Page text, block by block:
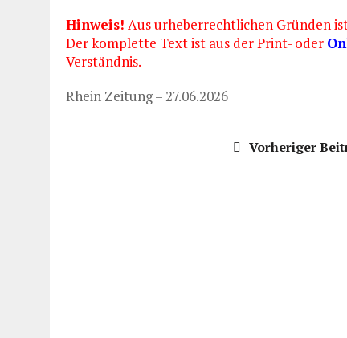
Hinweis! Aus urheberrechtlichen Gründen
Der komplette Text ist aus der Print- oder
Verständnis.
Rhein Zeitung – 27.06.2026
Vorheriger